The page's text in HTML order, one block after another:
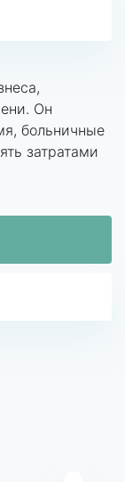
Он
больничные
затратами